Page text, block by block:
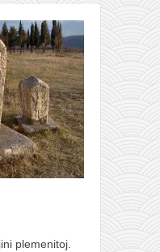
plemenitoj.